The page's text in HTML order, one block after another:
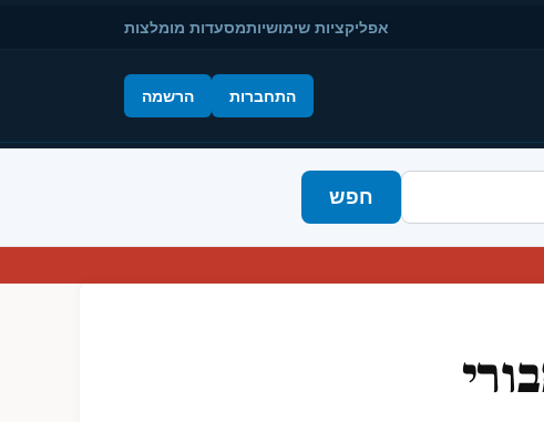
אפליקציות שימושיותמסעדות מומלצות
התחברות הרשמה
חפש